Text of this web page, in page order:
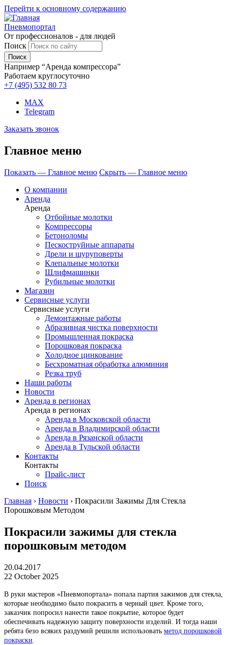
Перейти к основному содержанию
Пневмопортал
От профессионалов - для людей
Поиск
Например “Аренда компрессора”
Работаем круглосуточно
+7 (495) 532 80 73
MAX
Telegram
Заказать звонок
Главное меню
Показать — Главное меню Скрыть — Главное меню
О компании
Аренда
Аренда
Отбойные молотки
Компрессоры
Бетоноломы
Пескоструйные аппараты
Дрели и шуруповерты
Клепальные молотки
Шлифмашинки
Рубильные молотки
Магазин
Сервисные услуги
Сервисные услуги
Демонтажные работы
Абразивная чистка поверхности
Промышленная покраска
Порошковая покраска
Холодное цинкование
Бесхроматная обработка алюминия
Резка труб
Наши работы
Новости
Аренда в регионах
Аренда в регионах
Аренда в Московской области
Аренда в Владимирской области
Аренда в Рязанской области
Аренда в Тульской области
Контакты
Контакты
Прайс-лист
Поиск
Главная › Новости › Покрасили Зажимы Для Стекла
Порошковым Методом
Покрасили зажимы для стекла
порошковым методом
20.04.2017
22 October 2025
В руки мастеров «Пневмопортала» попала партия зажимов для стекла,
которые необходимо было покрасить в черный цвет. Кроме того,
заказчик попросил нанести такое покрытие, которое будет
обеспечивать надежную защиту поверхности изделий. И тогда наши
ребята безо всяких раздумий решили использовать метод порошковой
покраски